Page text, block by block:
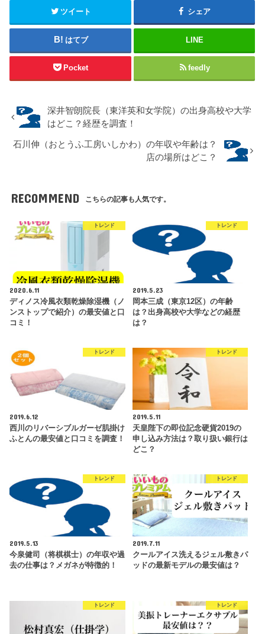
ツイート シェア
はてブ LINE
Pocket feedly
深井智朗院長（東洋英和女学院）の出身高校や大学
はどこ？経歴を調査！
石川伸（おとうふ工房いしかわ）の年収や年齢は？
店の場所はどこ？
RECOMMEND こちらの記事も人気です。
トレンド
2020.6.11
ディノス冷風衣類乾燥除湿機（ノ
ンストップで紹介）の最安値と口
コミ！
トレンド
2019.5.23
岡本三成（東京12区）の年齢
は？出身高校や大学などの経歴
は？
トレンド
2019.6.12
西川のリバーシブルガーゼ肌掛け
ふとんの最安値と口コミを調査！
トレンド
2019.5.11
天皇陛下の即位記念硬貨2019の
申し込み方法は？取り扱い銀行は
どこ？
トレンド
2019.5.13
今泉健司（将棋棋士）の年収や過
去の仕事は？メガネが特徴的！
トレンド
2019.7.11
クールアイス洗えるジェル敷きパ
ッドの最新モデルの最安値は？
トレンド トレンド